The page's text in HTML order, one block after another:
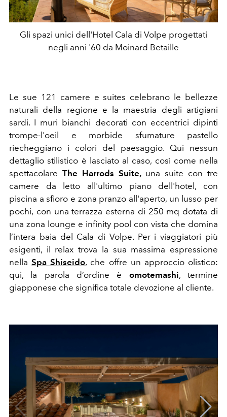
Gli spazi unici dell'Hotel Cala di Volpe progettati
negli anni '60 da Moinard Betaille
Le sue 121 camere e suites celebrano le bellezze
naturali della regione e la maestria degli artigiani
sardi. I muri bianchi decorati con eccentrici dipinti
trompe-l'oeil e morbide sfumature pastello
riecheggiano i colori del paesaggio. Qui nessun
dettaglio stilistico è lasciato al caso, così come nella
spettacolare The Harrods Suite, una suite con tre
camere da letto all'ultimo piano dell'hotel, con
piscina a sfioro e zona pranzo all'aperto, un lusso per
pochi, con una terrazza esterna di 250 mq dotata di
una zona lounge e infinity pool con vista che domina
l’intera baia del Cala di Volpe. Per i viaggiatori più
esigenti, il relax trova la sua massima espressione
nellaSpa Shiseido, che offre un approccio olistico:
qui, la parola d’ordine è omotemashi, termine
giapponese che significa totale devozione al cliente.